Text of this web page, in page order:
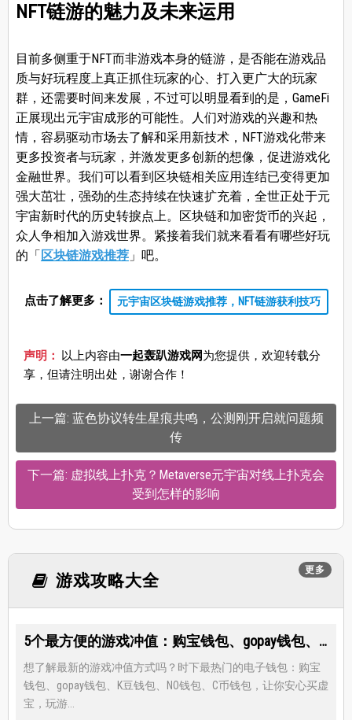
NFT链游的魅力及未来运用
目前多侧重于NFT而非游戏本身的链游，是否能在游戏品
质与好玩程度上真正抓住玩家的心、打入更广大的玩家
群，还需要时间来发展，不过可以明显看到的是，GameFi
正展现出元宇宙成形的可能性。人们对游戏的兴趣和热
情，容易驱动市场去了解和采用新技术，NFT游戏化带来
更多投资者与玩家，并激发更多创新的想像，促进游戏化
金融世界。我们可以看到区块链相关应用连结已变得更加
强大茁壮，强劲的生态持续在快速扩充着，全世正处于元
宇宙新时代的历史转捩点上。区块链和加密货币的兴起，
众人争相加入游戏世界。紧接着我们就来看看有哪些好玩
的「区块链游戏推荐」吧。
点击了解更多： 元宇宙区块链游戏推荐，NFT链游获利技巧
声明： 以上内容由一起轰趴游戏网为您提供，欢迎转载分
享，但请注明出处，谢谢合作！
上一篇: 蓝色协议转生星痕共鸣，公测刚开启就问题频
传
下一篇: 虚拟线上扑克？Metaverse元宇宙对线上扑克会
受到怎样的影响
更多
游戏攻略大全
5个最方便的游戏冲值：购宝钱包、gopay钱包、K豆钱包、NO钱包、C币钱包
想了解最新的游戏冲值方式吗？时下最热门的电子钱包：购宝
钱包、gopay钱包、K豆钱包、NO钱包、C币钱包，让你安心买虚
宝，玩游...